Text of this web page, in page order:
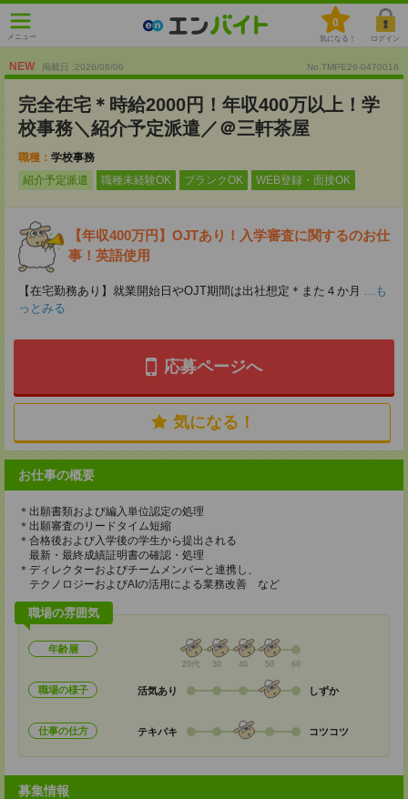
メニュー
0
気になる！ ログイン
NEW 掲載日 :2026/08/06 No.TMPE26-0470016
完全在宅＊時給2000円！年収400万以上！学
校事務＼紹介予定派遣／＠三軒茶屋
職種： 学校事務
紹介予定派遣
職種未経験OK ブランクOK WEB登録・面接OK
【年収400万円】OJTあり！入学審査に関するのお仕
事！英語使用
【在宅勤務あり】就業開始日やOJT期間は出社想定＊また４か月 ...も
っとみる
応募ページへ
気になる！
お仕事の概要
＊出願書類および編入単位認定の処理
＊出願審査のリードタイム短縮
＊合格後および入学後の学生から提出される
最新・最終成績証明書の確認・処理
＊ディレクターおよびチームメンバーと連携し、
テクノロジーおよびAIの活用による業務改善 など
職場の雰囲気
年齢層
20代 30 40 50 60
職場の様子 活気あり しずか
仕事の仕方 テキパキ コツコツ
募集情報